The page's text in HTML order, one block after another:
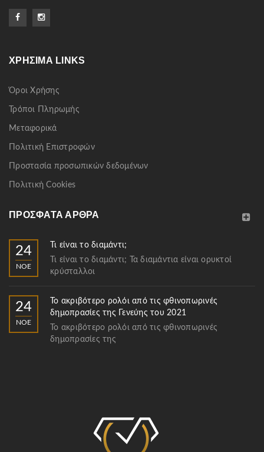
ΧΡΉΣΙΜΑ LINKS
Όροι Χρήσης
Τρόποι Πληρωμής
Μεταφορικά
Πολιτική Επιστροφών
Προστασία προσωπικών δεδομένων
Πολιτική Cookies
ΠΡΌΣΦΑΤΑ ΆΡΘΡΑ
24
ΝΟΈ
Τι είναι το διαμάντι;
Τι είναι το διαμάντι; Τα διαμάντια είναι ορυκτοί
κρύσταλλοι
24
ΝΟΈ
Το ακριβότερο ρολόι από τις φθινοπωρινές
δημοπρασίες της Γενεύης του 2021
Το ακριβότερο ρολόι από τις φθινοπωρινές
δημοπρασίες της